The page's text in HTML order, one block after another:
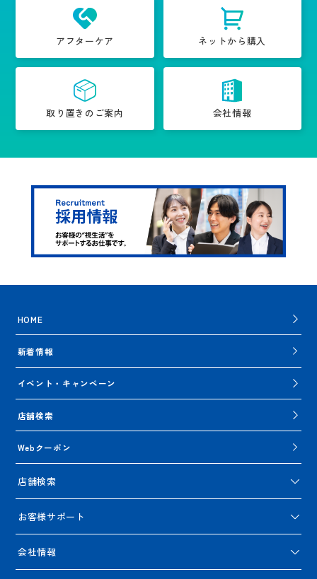
アフターケア ネットから購入
取り置きのご案内 会社情報
HOME
新着情報
イベント・キャンペーン
店舗検索
Webクーポン
店舗検索
お客様サポート
会社情報